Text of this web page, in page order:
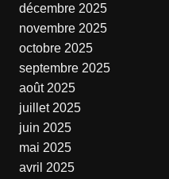
décembre 2025
novembre 2025
octobre 2025
septembre 2025
août 2025
juillet 2025
juin 2025
mai 2025
avril 2025